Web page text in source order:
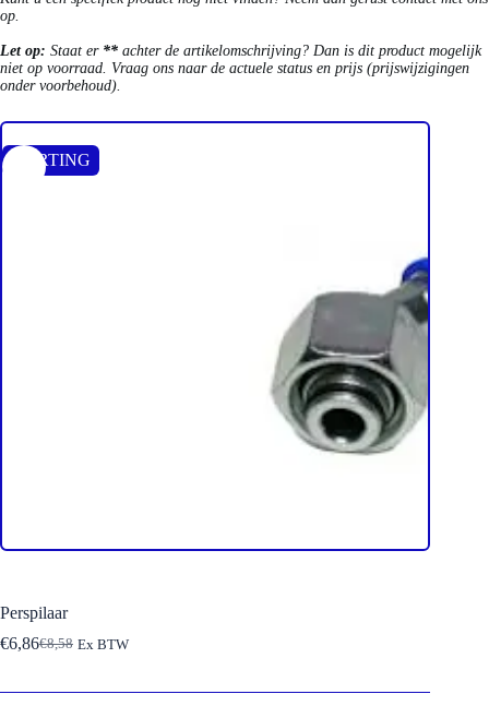
op.
Let op: Staat er ** achter de artikelomschrijving? Dan is dit product mogelijk
niet op voorraad. Vraag ons naar de actuele status en prijs (prijswijzigingen
onder voorbehoud).
KORTING
Perspilaar
€8,58
Oorspronkelijke
was:
€6,86Huidige
is:
Ex BTW